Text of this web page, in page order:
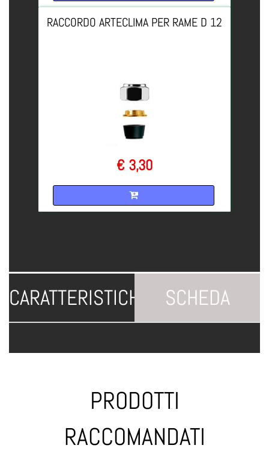
RACCORDO ARTECLIMA PER RAME D 12
€ 3,30
CARATTERISTICHE
SCHEDA
TECNICA
PRODOTTI
RACCOMANDATI